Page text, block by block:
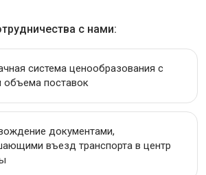
с нами:
система ценообразования с
объема поставок
документами,
въезд транспорта в центр